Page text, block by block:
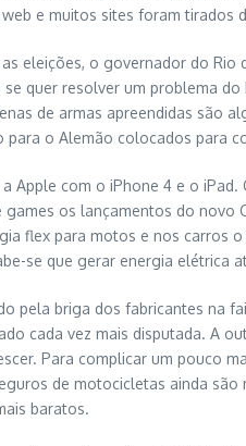
e muitos sites foram
eleições, o governador do
quer resolver um problema
de armas apreendidas são
o Alemão colocados para
Apple com o iPhone 4 e o
os lançamentos do novo
flex para motos e nos carros
se que gerar energia
pela briga dos fabricantes na
cada vez mais disputada. A
Para complicar um pouco
de motocicletas ainda
baratos.